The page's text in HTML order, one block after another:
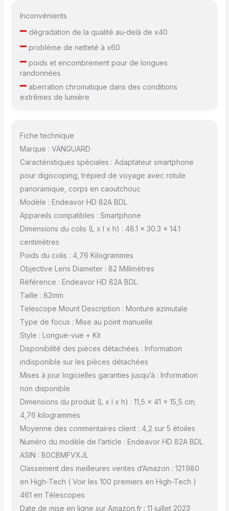
Inconvénients
– dégradation de la qualité au-delà de x40
– problème de netteté à x60
– poids et encombrement pour de longues
randonnées
– aberration chromatique dans des conditions
extrêmes de lumière
Fiche technique
Marque : VANGUARD
Caractéristiques spéciales : Adaptateur smartphone
pour digiscoping, trépied de voyage avec rotule
panoramique, corps en caoutchouc
Modèle : Endeavor HD 82A BDL
Appareils compatibles : Smartphone
Dimensions du colis (L x l x h) : 48.1 x 30.3 x 14.1
centimètres
Poids du colis : 4,76 Kilogrammes
Objective Lens Diameter : 82 Millimètres
Référence : Endeavor HD 82A BDL
Taille : 82mm
Telescope Mount Description : Monture azimutale
Type de focus : Mise au point manuelle
Style : Longue-vue + Kit
Disponibilité des pièces détachées : Information
indisponible sur les pièces détachées
Mises à jour logicielles garanties jusqu’à : Information
non disponible
Dimensions du produit (L x l x h) : 11,5 x 41 x 15,5 cm;
4,76 kilogrammes
Moyenne des commentaires client : 4,2 sur 5 étoiles
Numéro du modèle de l’article : Endeavor HD 82A BDL
ASIN : B0CBMFVXJL
Classement des meilleures ventes d’Amazon : 121 980
en High-Tech ( Voir les 100 premiers en High-Tech )
461 en Télescopes
Date de mise en ligne sur Amazon.fr : 11 juillet 2023